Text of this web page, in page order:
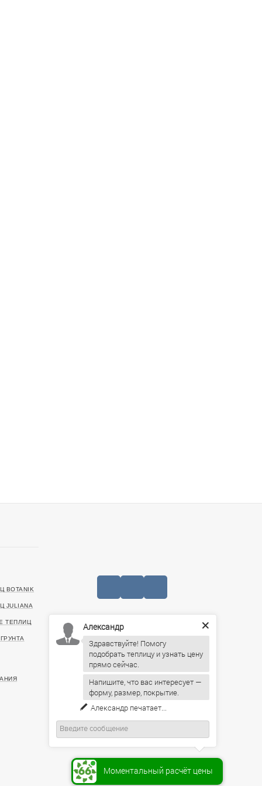
BOTANIK
JULIANA
ТЕПЛИЦ
+7 (727) 390-05-75
20499, г. Алматы, Санаторная улица, 46
ИНН: 221140022903
Пн-Пт: 09:00 – 19:00,
Сб: 10:00 – 16:00, Вс: По
предварительному согласованию
Моментальный расчёт цены
Александр
Здравствуйте! Помогу
подобрать теплицу и узнать цену
прямо сейчас.
Напишите, что вас интересует —
форму, размер, покрытие.